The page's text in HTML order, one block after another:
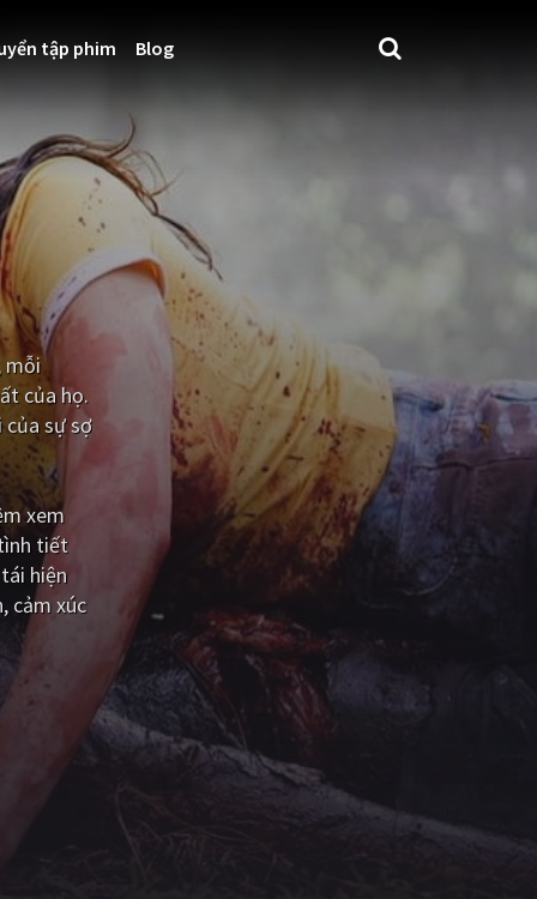
tập phim Blog
mỗi
của họ.
sự sợ
xem
tiết
hiện
cảm xúc